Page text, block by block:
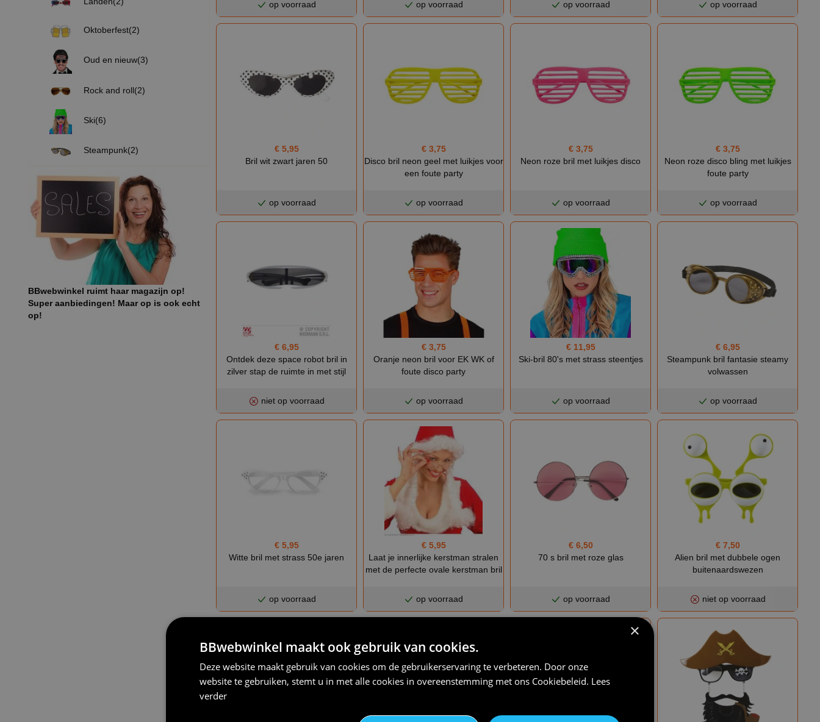
Oktoberfest(2)
Oud en nieuw(3)
Rock and roll(2)
Ski(6)
Steampunk(2)
BBwebwinkel ruimt haar magazijn op!
Super aanbiedingen! Maar op is ook echt
op!
op voorraad
op voorraad op voorraad op voorraad
€ 5,95
Bril wit zwart jaren 50
op voorraad
€ 3,75
Disco bril neon geel met luikjes voor
een foute party
op voorraad
€ 3,75
Neon roze bril met luikjes disco
op voorraad
€ 3,75
Neon roze disco bling met luikjes
foute party
op voorraad
€ 6,95
Ontdek deze space robot bril in
zilver stap de ruimte in met stijl
niet op voorraad
€ 3,75
Oranje neon bril voor EK WK of
foute disco party
op voorraad
€ 11,95
Ski-bril 80's met strass steentjes
op voorraad
€ 6,95
Steampunk bril fantasie steamy
volwassen
op voorraad
€ 5,95
Witte bril met strass 50e jaren
op voorraad
€ 5,95
Laat je innerlijke kerstman stralen
met de perfecte ovale kerstman bril
op voorraad
€ 6,50
70 s bril met roze glas
op voorraad
€ 7,50
Alien bril met dubbele ogen
buitenaardswezen
niet op voorraad
×
BBwebwinkel maakt ook gebruik van cookies.
Deze website maakt gebruik van cookies om de gebruikerservaring te verbeteren. Door onze
website te gebruiken, stemt u in met alle cookies in overeenstemming met ons Cookiebeleid. Lees
verder